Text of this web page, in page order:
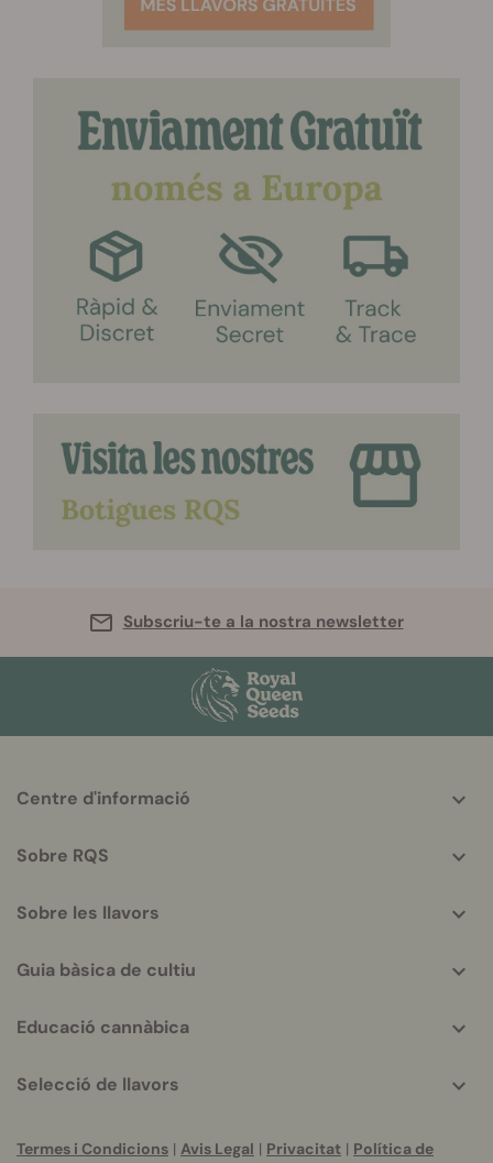
Subscriu-te a la nostra newsletter
helpful
Centre d'informació
Sobre RQS
Sobre les llavors
Guia bàsica de cultiu
Educació cannàbica
Selecció de llavors
Termes i Condicions | Avis Legal | Privacitat | Política de